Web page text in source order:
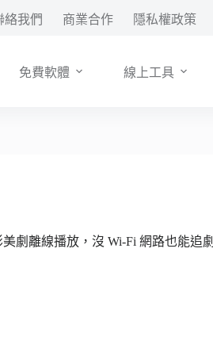
絡我們 商業合作 隱私權政策
免費軟體 線上工具
劇離線播放，沒 Wi-Fi 網路也能追劇